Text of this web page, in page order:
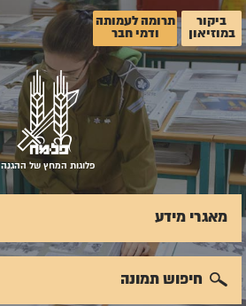
ביקור
במוזיאון
תרומה לעמותה
ודמי חבר
פלוגות המחץ של ההגנה
מאגרי מידע
חיפוש תמונה